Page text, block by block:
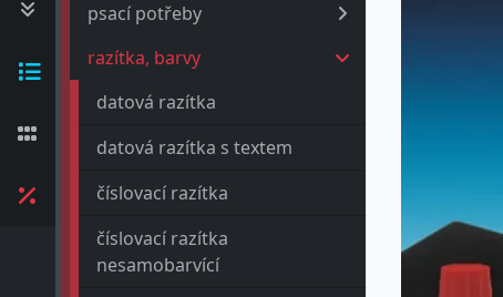
psací potřeby
razítka, barvy
datová razítka
datová razítka s textem
číslovací razítka
číslovací razítka
nesamobarvící